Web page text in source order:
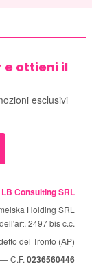
e ottieni il
esclusivi
LB Consulting SRL
Holding SRL
2497 bis c.c.
del Tronto (AP)
— C.F. 0236560446